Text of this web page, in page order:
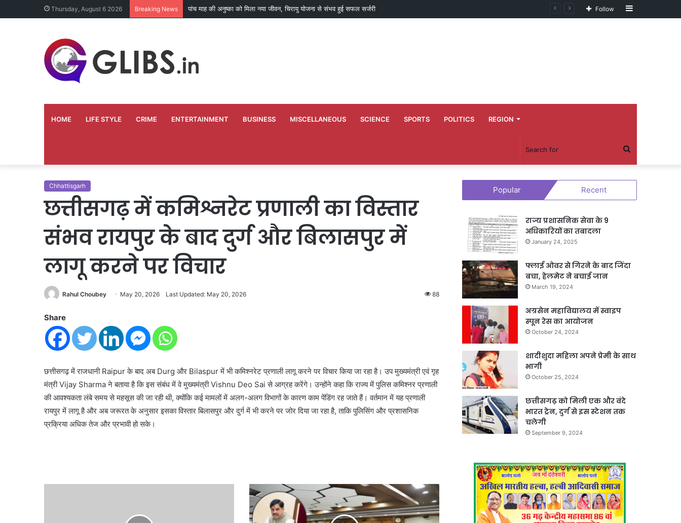
Thursday, August 6 2026 Breaking News पांच माह की अनुष्का को मिला नया जीवन, चिरायु योजना से संभव हुई सफल सर्जरी Sidebar
Follow
HOME LIFE STYLE CRIME ENTERTAINMENT BUSINESS MISCELLANEOUS SCIENCE SPORTS POLITICS REGION
Search
for
Chhattisgarh
छत्तीसगढ़ में कमिश्नरेट प्रणाली का विस्तार
संभव रायपुर के बाद दुर्ग और बिलासपुर में
लागू करने पर विचार
Rahul Choubey May 20, 2026 Last Updated: May 20, 2026 88
Share
छत्तीसगढ़ में राजधानी Raipur के बाद अब Durg और Bilaspur में भी कमिश्नरेट प्रणाली लागू करने पर विचार किया जा रहा है। उप मुख्यमंत्री एवं गृह
मंत्री Vijay Sharma ने बताया है कि इस संबंध में वे मुख्यमंत्री Vishnu Deo Sai से आग्रह करेंगे। उन्होंने कहा कि राज्य में पुलिस कमिश्नर प्रणाली
की आवश्यकता लंबे समय से महसूस की जा रही थी, क्योंकि कई मामलों में अलग-अलग विभागों के कारण काम पेंडिंग रह जाते हैं। वर्तमान में यह प्रणाली
रायपुर में लागू है और अब जरूरत के अनुसार इसका विस्तार बिलासपुर और दुर्ग में भी करने पर जोर दिया जा रहा है, ताकि पुलिसिंग और प्रशासनिक
प्रक्रिया अधिक तेज और प्रभावी हो सके।
Popular Recent
राज्य प्रशासनिक सेवा के 9
अधिकारियों का तबादला
January 24, 2025
फ्लाई ओवर से गिरने के बाद जिंदा
बचा, हेलमेट ने बचाई जान
March 19, 2024
अग्रसेन महाविद्यालय में स्वाइप
स्पून रेस का आयोजन
October 24, 2024
शादीशुदा महिला अपने प्रेमी के साथ
भागी
October 25, 2024
छत्तीसगढ़ को मिली एक और वंदे
भारत ट्रेन, दुर्ग से इस स्टेशन तक
चलेगी
September 9, 2024